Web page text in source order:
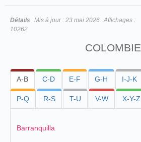
Détails Mis à jour : 23 mai 2026 Affichages :
10262
COLOMBIE
A-B C-D E-F G-H I-J-K
P-Q R-S T-U V-W X-Y-Z
Barranquilla